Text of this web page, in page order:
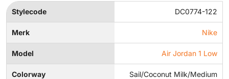
Stylecode DC0774-122
Merk Nike
Model Air Jordan 1 Low
Colorway
Sail/Coconut Milk/Medium